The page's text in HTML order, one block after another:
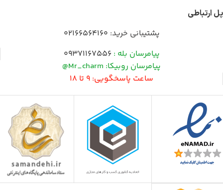
پل ارتباطی
پشتیبانی خرید: 02166564160
پیامرسان بله : 09371167556
پیامرسان روبیکا: Mr_charm@
ساعت پاسخگویی: 9 تا 18